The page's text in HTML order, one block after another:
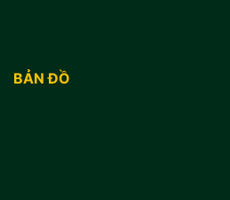
BẢN ĐỒ